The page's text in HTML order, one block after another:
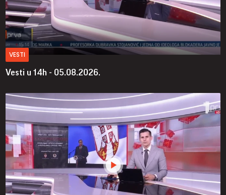
VESTI
Vesti u 14h - 05.08.2026.